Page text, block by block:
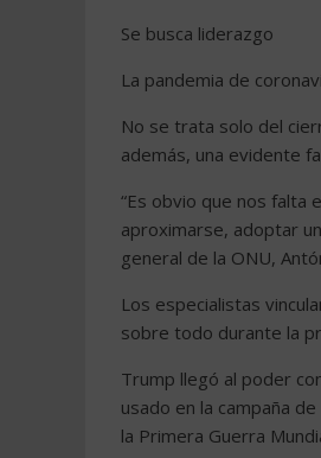
Se busca liderazgo
La pandemia de
No se trata solo del
además, una evidente
“Es obvio que nos falta
aproximarse, adoptar
general de la ONU,
Los especialistas
sobre todo durante la
Trump llegó al poder
usado en la campaña
la Primera Guerra